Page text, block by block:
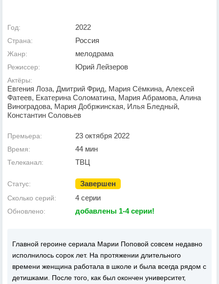
Год: 2022
Страна: Россия
Жанр: мелодрама
Режиссер: Юрий Лейзеров
Актёры:
Евгения Лоза, Дмитрий Фрид, Мария Сёмкина, Алексей
Фатеев, Екатерина Соломатина, Мария Абрамова, Алина
Виноградова, Мария Добржинская, Илья Бледный,
Константин Соловьев
Премьера: 23 октября 2022
Время: 44 мин
Телеканал: ТВЦ
Статус: Завершен
Сколько серий: 4 серии
Обновлено: добавлены 1-4 серии!
Главной героине сериала Марии Поповой совсем недавно
исполнилось сорок лет. На протяжении длительного
времени женщина работала в школе и была всегда рядом с
детишками. После того, как был окончен университет,